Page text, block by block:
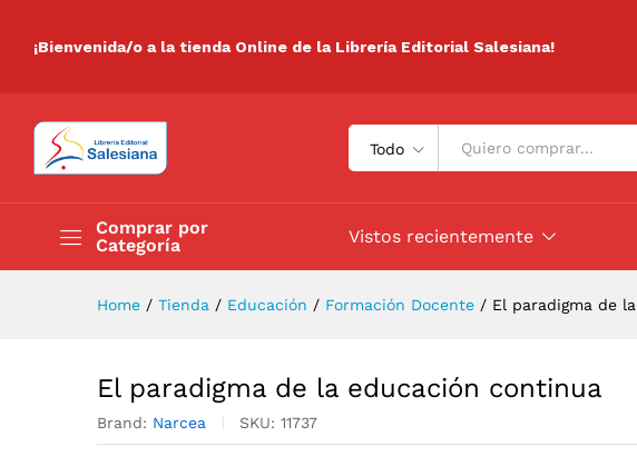
¡Bienvenida/o a la tienda Online de la Librería Editorial Salesiana!
Todo
Comprar por
Categoría
Promociones
Vistos recientemente
Home / Tienda / Educación / Formación Docente / El paradigma de
El paradigma de la educación continua
Brand: Narcea SKU: 11737